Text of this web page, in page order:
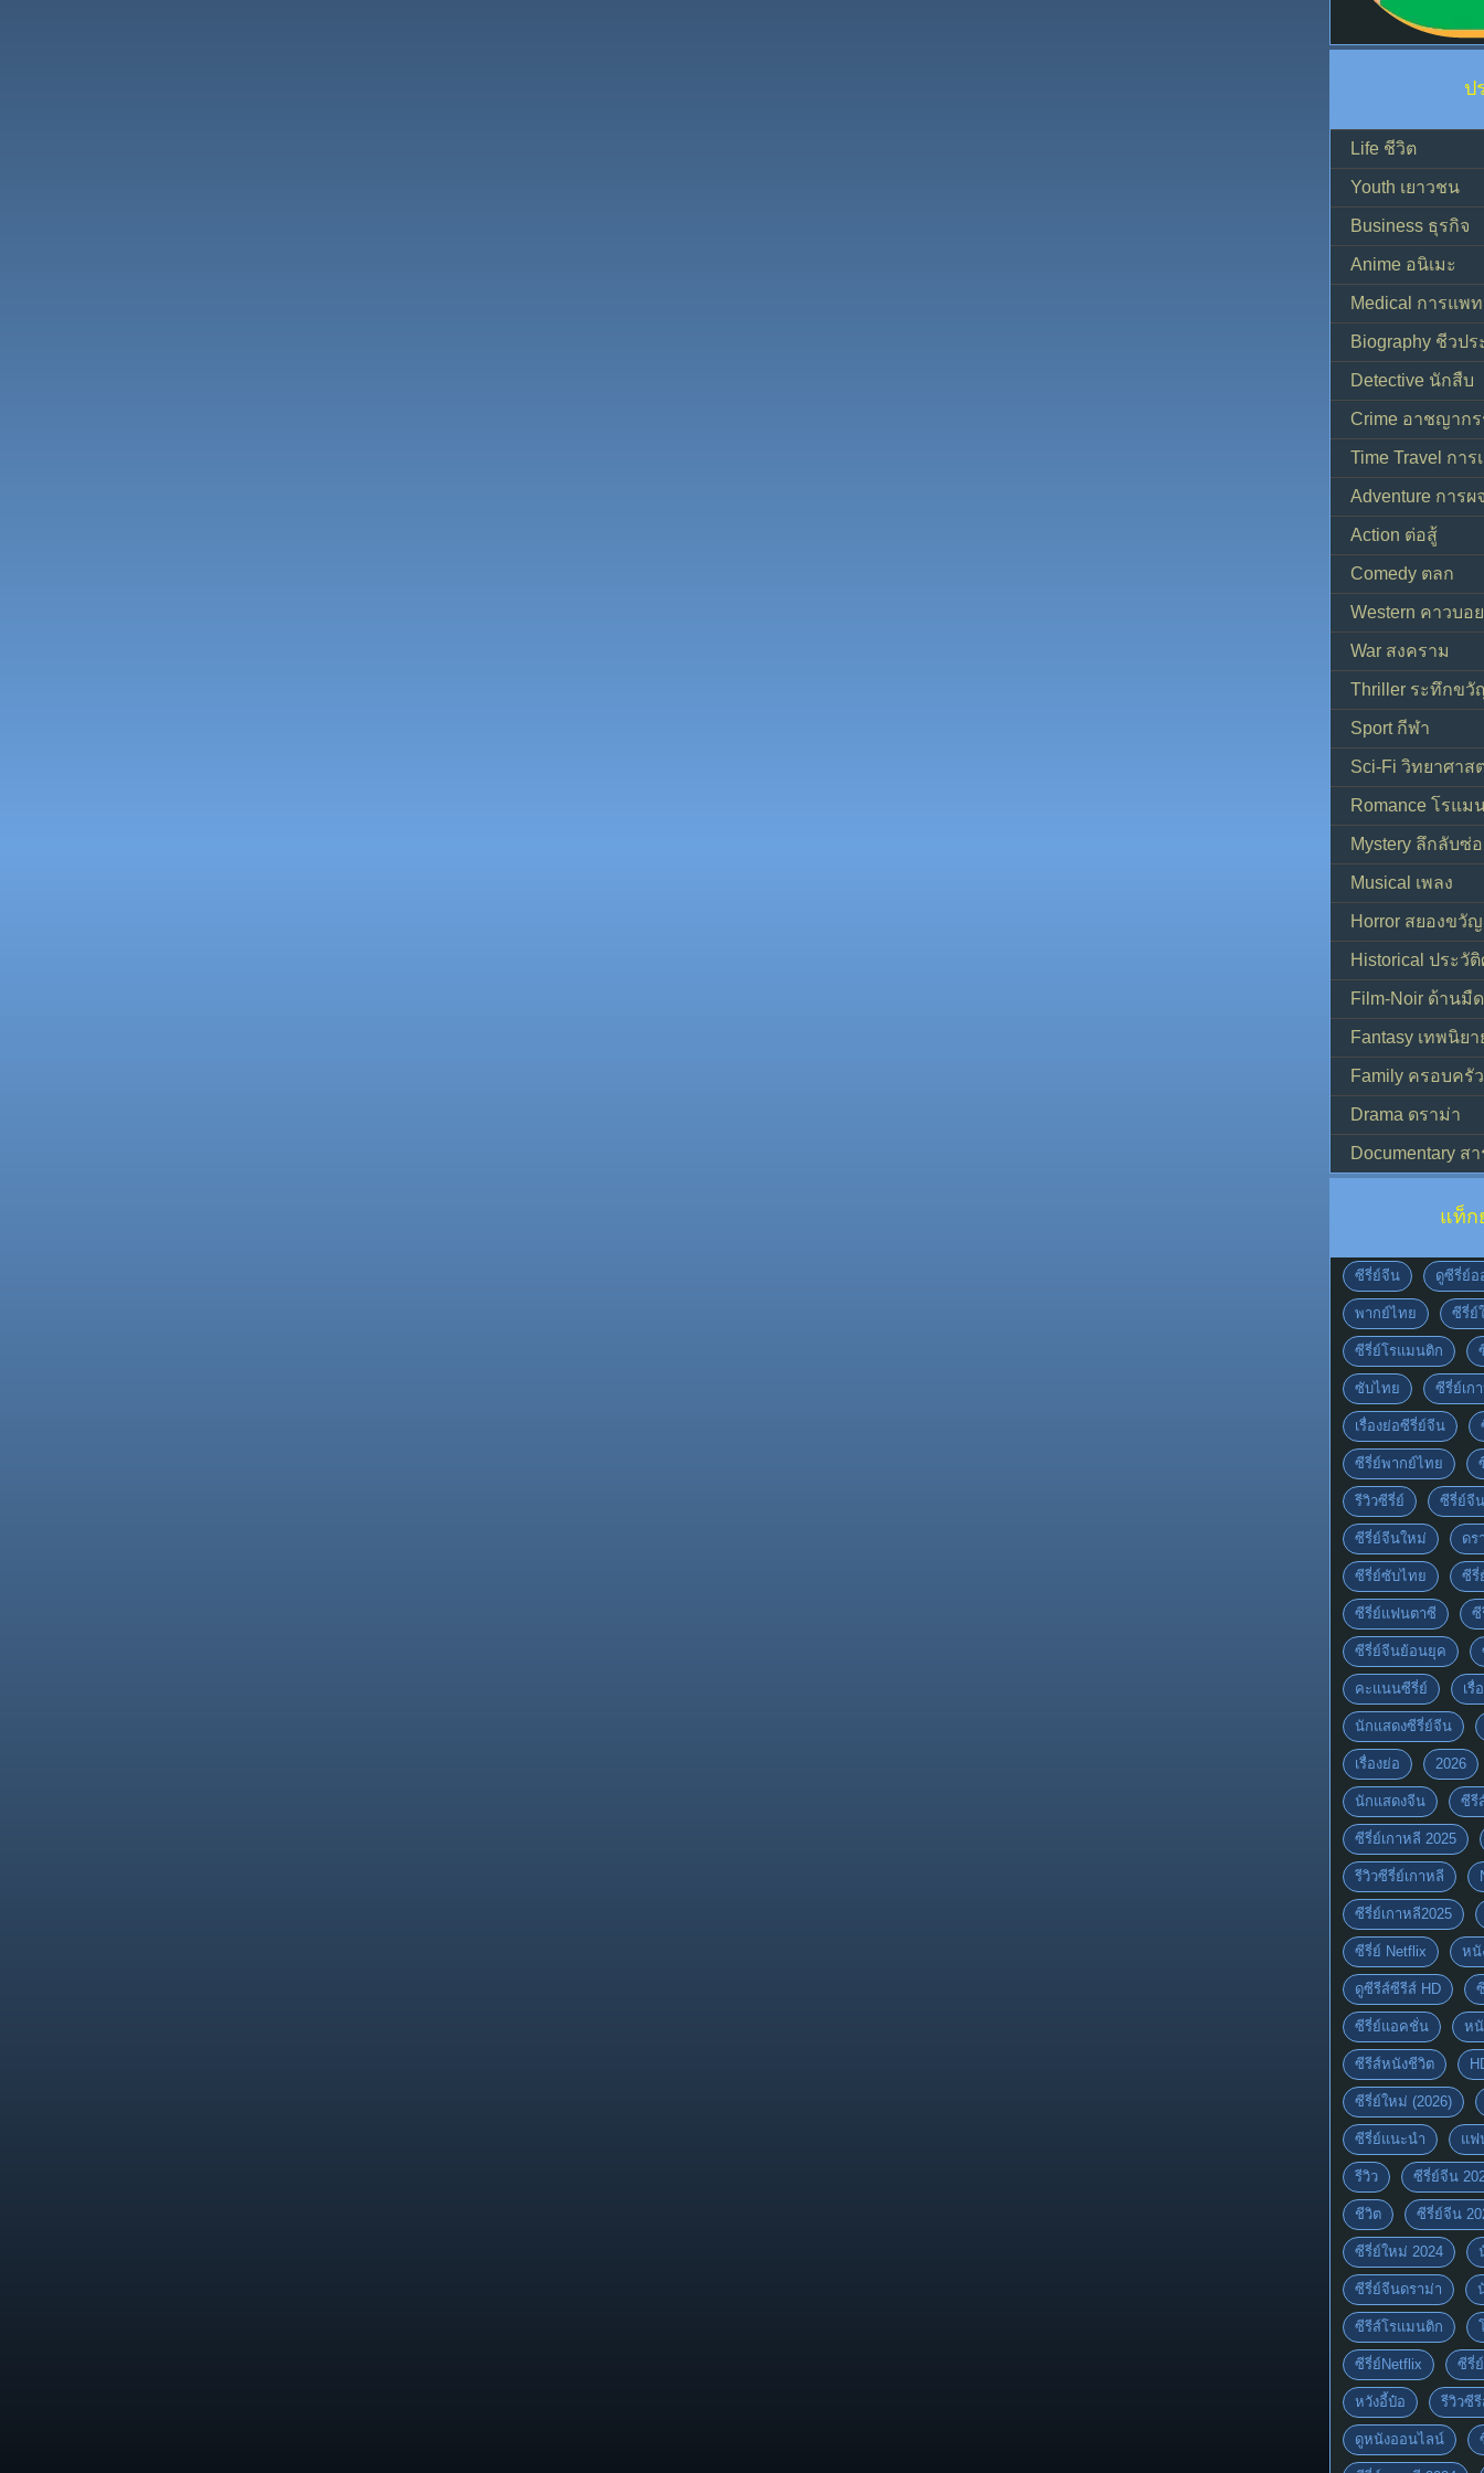
ป
Life ชีวิต
Youth เยาวชน
Business ธุรกิจ
Anime อนิเมะ
Medical การแพ
Biography ชีวปร
Detective นักสืบ
Crime อาชญาก
Time Travel กา
Adventure การ
Action ต่อสู้
Comedy ตลก
Western คาวบอ
War สงคราม
Thriller ระทึกขวั
Sport กีฬา
Sci-Fi วิทยาศาส
Romance โรแม
Mystery ลึกลับซ่
Musical เพลง
Horror สยองขวัญ
Historical ประวั
Film-Noir ด้านมื
Fantasy เทพนิยา
Family ครอบครัว
Drama ดราม่า
Documentary ส
แท็ก
ซีรี่ย์จีน ดูซีรี่ย์อ
พากย์ไทย ซีรี่ย์
ซีรี่ย์โรแมนติก
ซับไทย ซีรี่ย์เก
เรื่องย่อซีรี่ย์จีน
ซีรี่ย์พากย์ไทย
รีวิวซีรี่ย์ ซีรี่ย์จี
ซีรี่ย์จีนใหม่ ดร
ซีรี่ย์ซับไทย ซีรี่
ซีรี่ย์แฟนตาซี ซี
ซีรี่ย์จีนย้อนยุค
คะแนนซีรี่ย์ เรื่
นักแสดงซีรี่ย์จีน
เรื่องย่อ 2026
นักแสดงจีน ซีรี
ซีรี่ย์เกาหลี 2025
รีวิวซีรี่ย์เกาหลี
ซีรี่ย์เกาหลี2025
ซีรี่ย์ Netflix หนั
ดูซีรีส์ซีรีส์ HD
ซีรี่ย์แอคชั่น ห
ซีรีส์หนังชีวิต
ซีรี่ย์ใหม่ (2026)
ซีรี่ย์แนะนำ แฟ
รีวิว ซีรี่ย์จีน
ชีวิต ซีรี่ย์จีน
ซีรี่ย์ใหม่ 2024
ซีรี่ย์จีนดราม่า
ซีรีส์โรแมนติก
ซีรี่ย์Netflix ซีรี่
หวังอี้ป๋อ รีวิวซี
ดูหนังออนไลน์